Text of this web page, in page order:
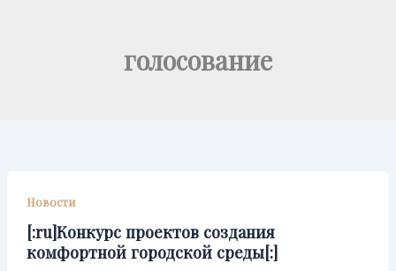
голосование
Новости
[:ru]Конкурс проектов создания
комфортной городской среды[:]